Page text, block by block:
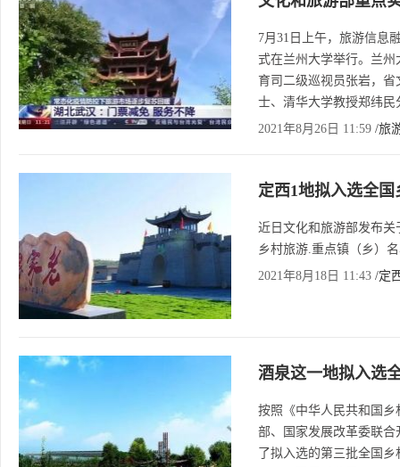
7月31日上午，旅游信息
式在兰州大学举行。兰
育司二级巡视员张岩，
士、清华大学教授郑纬
2021年8月26日 11:59 /旅
定西1地拟入选全
近日文化和旅游部发布
乡村旅游.重点镇（乡）
2021年8月18日 11:43 /定
酒泉这一地拟入选
按照《中华人民共和国
部、国家发展改革委联
了拟入选的第三批全国